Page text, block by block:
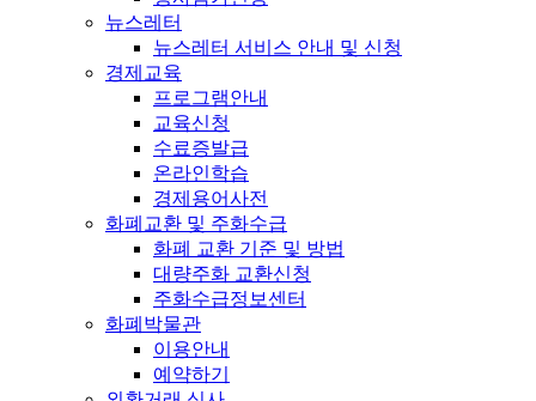
뉴스레터
뉴스레터 서비스 안내 및 신청
경제교육
프로그램안내
교육신청
수료증발급
온라인학습
경제용어사전
화폐교환 및 주화수급
화폐 교환 기준 및 방법
대량주화 교환신청
주화수급정보센터
화폐박물관
이용안내
예약하기